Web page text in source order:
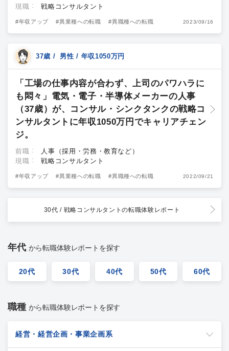
現職
戦略コンサルタント
#年収アップ #異業種への転職 #異職種への転職 2023/09/16
37歳 / 男性 / 年収1050万円
「工場の仕事内容が合わず、上司のパワハラに
も悶々」電気・電子・半導体メーカーの人事
（37歳）が、コンサル・シンクタンクの戦略コ
ンサルタントに年収1050万円でキャリアチェン
ジ。
前職
人事（採用・労務・教育など）
現職
戦略コンサルタント
#年収アップ #異業種への転職 #異職種への転職 2022/09/21
30代 / 戦略コンサルタントの転職体験レポート
年代 から転職体験レポートを探す
20代 30代 40代 50代 60代
職種 から転職体験レポートを探す
経営・経営企画・事業企画系